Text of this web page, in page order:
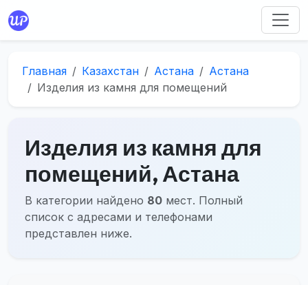
Главная Казахстан Астана
Астана
Изделия из камня для помещений
Изделия из камня для
помещений, Астана
В категории найдено 80 мест. Полный
список с адресами и телефонами
представлен ниже.